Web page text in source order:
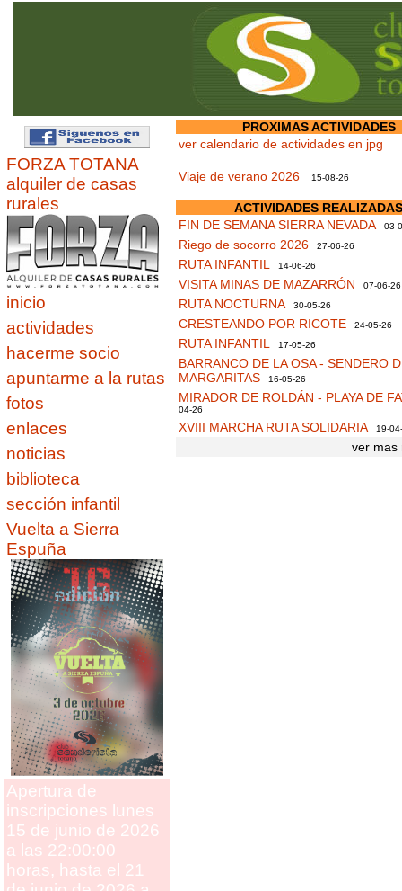
FORZA TOTANA
alquiler de casas
rurales
inicio
actividades
hacerme socio
apuntarme a la rutas
fotos
enlaces
noticias
biblioteca
sección infantil
Vuelta a Sierra
Espuña
Apertura de
inscripciones lunes
15 de junio de 2026
a las 22:00:00
horas, hasta el 21
PROXIMAS ACTIVIDADES
ver calendario de actividades en jpg
Viaje de verano 2026 15-08-26
ACTIVIDADES REALIZADAS
FIN DE SEMANA SIERRA NEVADA 03-
Riego de socorro 2026 27-06-26
RUTA INFANTIL 14-06-26
VISITA MINAS DE MAZARRÓN 07-06-26
RUTA NOCTURNA 30-05-26
CRESTEANDO POR RICOTE 24-05-26
RUTA INFANTIL 17-05-26
BARRANCO DE LA OSA - SENDERO
MARGARITAS 16-05-26
MIRADOR DE ROLDÁN - PLAYA DE
04-26
XVIII MARCHA RUTA SOLIDARIA 19-
ver mas